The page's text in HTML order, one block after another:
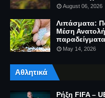
August 06, 2026
Λιπάσματα:
Μέση Ανατολή
παραδείγματα
May 14, 2026
Αθλητικά
Ρήξη FIFA –